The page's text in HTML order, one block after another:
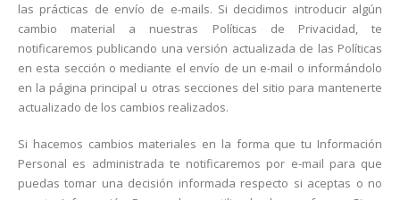
las prácticas de envío de e-mails. Si decidimos introducir algún
cambio material a nuestras Políticas de Privacidad, te
notificaremos publicando una versión actualizada de las Políticas
en esta sección o mediante el envío de un e-mail o informándolo
en la página principal u otras secciones del sitio para mantenerte
actualizado de los cambios realizados.
Si hacemos cambios materiales en la forma que tu Información
Personal es administrada te notificaremos por e-mail para que
puedas tomar una decisión informada respecto si aceptas o no